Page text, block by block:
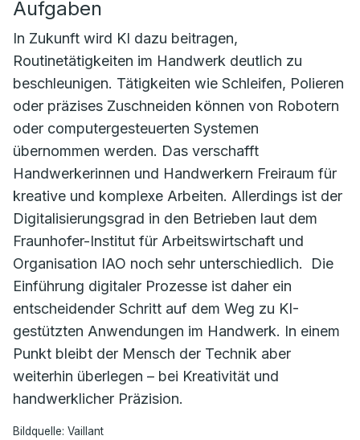
Aufgaben
In Zukunft wird KI dazu beitragen,
Routinetätigkeiten im Handwerk deutlich zu
beschleunigen. Tätigkeiten wie Schleifen, Polieren
oder präzises Zuschneiden können von Robotern
oder computergesteuerten Systemen
übernommen werden. Das verschafft
Handwerkerinnen und Handwerkern Freiraum für
kreative und komplexe Arbeiten. Allerdings ist der
Digitalisierungsgrad in den Betrieben laut dem
Fraunhofer-Institut für Arbeitswirtschaft und
Organisation IAO noch sehr unterschiedlich. Die
Einführung digitaler Prozesse ist daher ein
entscheidender Schritt auf dem Weg zu KI-
gestützten Anwendungen im Handwerk. In einem
Punkt bleibt der Mensch der Technik aber
weiterhin überlegen – bei Kreativität und
handwerklicher Präzision.
Bildquelle: Vaillant